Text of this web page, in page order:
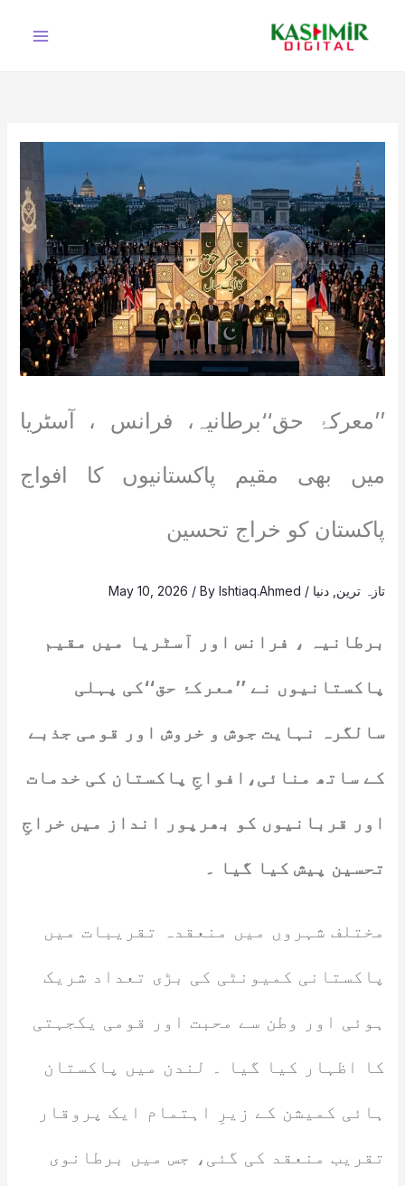
’’معرکۂ حق‘‘برطانیہ، فرانس ، آسٹریا
میں بھی مقیم پاکستانیوں کا افواج
پاکستان کو خراج تحسین
تازہ ترین دنیا /
May 10, 2026 / ByIshtiaq.Ahmed
برطانیہ ، فرانس اور آسٹریا میں مقیم
پاکستانیوں نے ’’معرکۂ حق‘‘کی پہلی
سالگرہ نہایت جوش و خروش اور قومی جذبے
کے ساتھ منائی،افواجِ پاکستان کی خدمات
اور قربانیوں کو بھرپور انداز میں خراجِ
تحسین پیش کیا گیا ۔
مختلف شہروں میں منعقدہ تقریبات میں
پاکستانی کمیونٹی کی بڑی تعداد شریک
ہوئی اور وطن سے محبت اور قومی یکجہتی
کا اظہار کیا گیا ۔ لندن میں پاکستان
ہائی کمیشن کے زیرِ اہتمام ایک پروقار
تقریب منعقد کی گئی، جس میں برطانوی